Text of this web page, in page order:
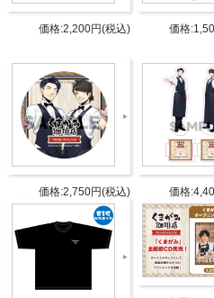
販売元
タブリエ・コ
式会社
JANコ
ード
Aセット：
Bセット：
Cセット：
Dセット：
Eセット：
Fセット：
Gセット：
Hセット：
GOODS-0892
価格:2,200円(税込) 価格
価格:2,750円(税込) 価格